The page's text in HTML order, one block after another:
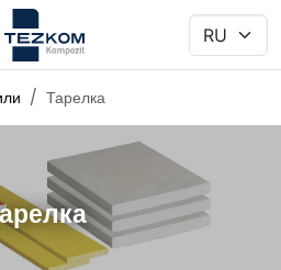
Тарелка